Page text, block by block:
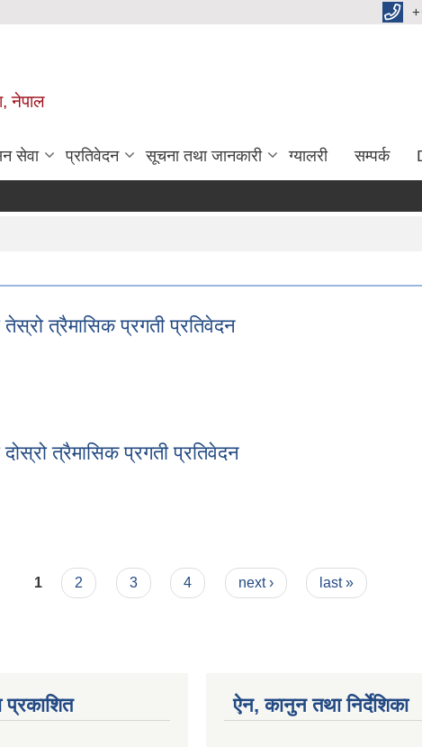
नेपाल
सेवा प्रतिवेदन सूचना तथा जानकारी ग्यालरी सम्पर्क
त्रैमासिक प्रगती प्रतिवेदन
त्रैमासिक प्रगती प्रतिवेदन
1 2 3 4 next › last »
प्रकाशित ऐन, कानुन तथा निर्देशिका